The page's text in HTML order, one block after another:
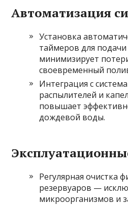
Автоматизация
Установка
таймеров для
минимизирует
своевременный
Интеграция с
распылителей и
повышает
дождевой воды.
Регулярная очистка
резервуаров —
микроорганизмов и